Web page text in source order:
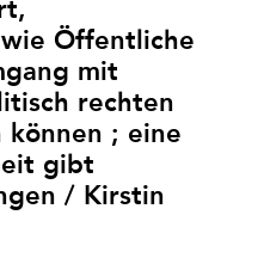
Öffentliche
mit
rechten
; eine
gibt
/ Kirstin